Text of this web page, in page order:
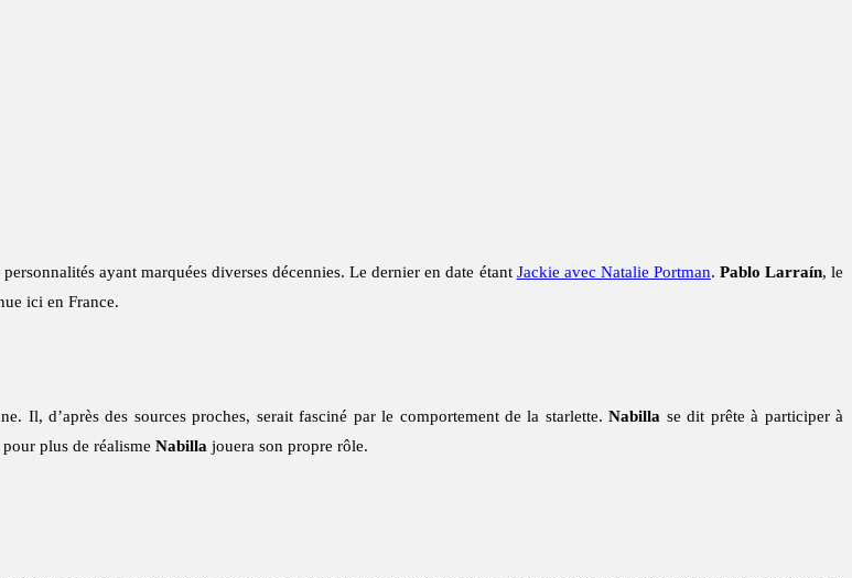
ayant marquées diverses décennies. Le dernier en date étant Jackie avec Natalie Portman. Pablo Larraín, le
ici en France.
Il, d’après des sources proches, serait fasciné par le comportement de la starlette.Nabilla se dit prête à participer à
pour plus de réalisme Nabilla jouera son propre rôle.